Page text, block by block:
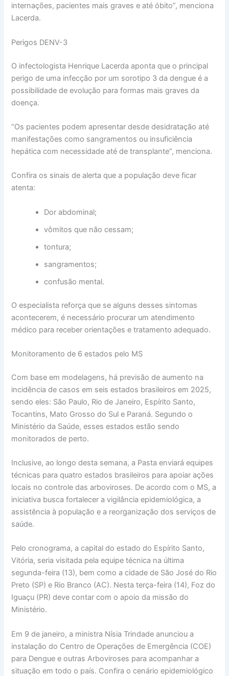
internações, pacientes mais graves e até óbito”, menciona
Lacerda.
Perigos DENV-3
O infectologista Henrique Lacerda aponta que o principal
perigo de uma infecção por um sorotipo 3 da dengue é a
possibilidade de evolução para formas mais graves da
doença.
“Os pacientes podem apresentar desde desidratação até
manifestações como sangramentos ou insuficiência
hepática com necessidade até de transplante”, menciona.
Confira os sinais de alerta que a população deve ficar
atenta:
Dor abdominal;
vômitos que não cessam;
tontura;
sangramentos;
confusão mental.
O especialista reforça que se alguns desses sintomas
acontecerem, é necessário procurar um atendimento
médico para receber orientações e tratamento adequado.
Monitoramento de 6 estados pelo MS
Com base em modelagens, há previsão de aumento na
incidência de casos em seis estados brasileiros em 2025,
sendo eles: São Paulo, Rio de Janeiro, Espírito Santo,
Tocantins, Mato Grosso do Sul e Paraná. Segundo o
Ministério da Saúde, esses estados estão sendo
monitorados de perto.
Inclusive, ao longo desta semana, a Pasta enviará equipes
técnicas para quatro estados brasileiros para apoiar ações
locais no controle das arboviroses. De acordo com o MS, a
iniciativa busca fortalecer a vigilância epidemiológica, a
assistência à população e a reorganização dos serviços de
saúde.
Pelo cronograma, a capital do estado do Espírito Santo,
Vitória, seria visitada pela equipe técnica na última
segunda-feira (13), bem como a cidade de São José do Rio
Preto (SP) e Rio Branco (AC). Nesta terça-feira (14), Foz do
Iguaçu (PR) deve contar com o apoio da missão do
Ministério.
Em 9 de janeiro, a ministra Nísia Trindade anunciou a
instalação do Centro de Operações de Emergência (COE)
para Dengue e outras Arboviroses para acompanhar a
situação em todo o país. Confira o cenário epidemiológico